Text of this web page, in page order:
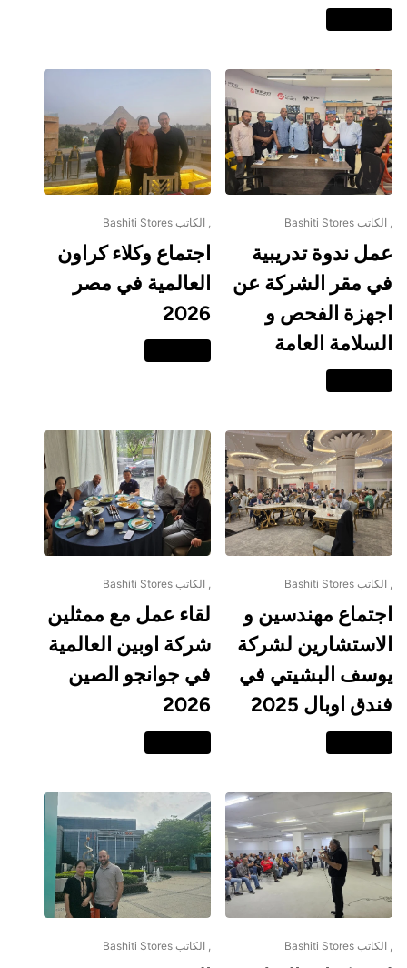
, الكاتب Bashiti Stores
عمل ندوة تدريبية
في مقر الشركة عن
اجهزة الفحص و
السلامة العامة
, الكاتب Bashiti Stores
اجتماع وكلاء كراون
العالمية في مصر
2026
, الكاتب Bashiti Stores
اجتماع مهندسين و
الاستشارين لشركة
يوسف البشيتي في
فندق اوبال 2025
, الكاتب Bashiti Stores
لقاء عمل مع ممثلين
شركة اوبين العالمية
في جوانجو الصين
2026
, الكاتب Bashiti Stores , الكاتب Bashiti Stores